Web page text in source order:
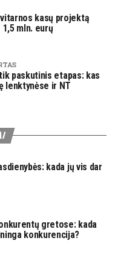
kasų projektą
mln. eurų
paskutinis etapas: kas
lenktynėse ir NT
kada jų vis dar
gretose: kada
konkurencija?